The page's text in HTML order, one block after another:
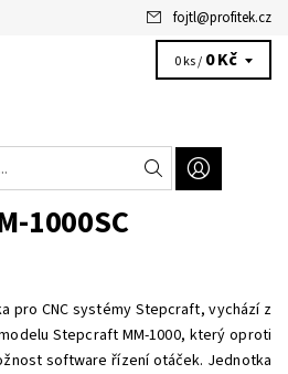
fojtl@profitek.cz
0 ks / 0 Kč
1000SC
pro CNC systémy Stepcraft, vychází z
Stepcraft MM-1000, který oproti
software řízení otáček. Jednotka
virtuální asistentka